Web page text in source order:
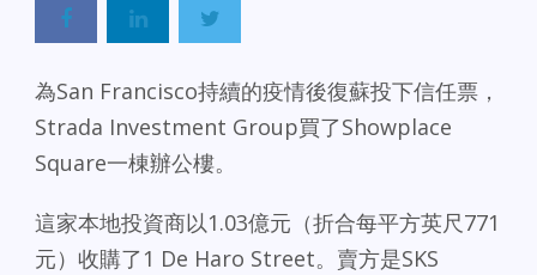
為San Francisco持續的疫情後復蘇投下信任票，
Strada Investment Group買了Showplace
Square一棟辦公樓。
這家本地投資商以1.03億元（折合每平方英尺771
元）收購了1 De Haro Street。賣方是SKS